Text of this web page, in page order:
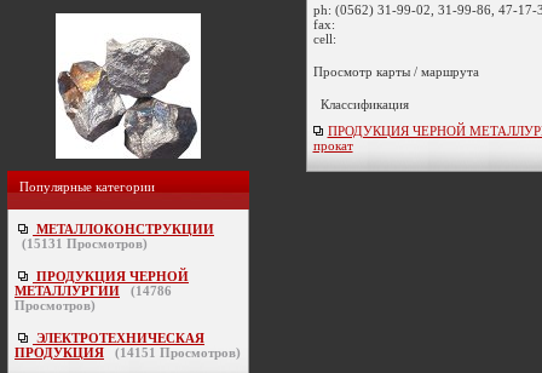
Популярные категории
МЕТАЛЛОКОНСТРУКЦИИ
(15131 Просмотров)
ПРОДУКЦИЯ ЧЕРНОЙ
МЕТАЛЛУРГИИ
(14786
Просмотров)
ЭЛЕКТРОТЕХНИЧЕСКАЯ
ПРОДУКЦИЯ
(14151 Просмотров)
ph: (0562) 31-99-02, 31-99-86, 47-17-
fax:
cell:
Просмотр карты / маршрута
Классификация
ПРОДУКЦИЯ ЧЕРНОЙ
прокат